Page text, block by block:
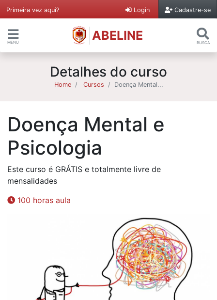
Primeira vez aqui? Login Cadastre-se
MENU ABELINE BUSCA
Detalhes do curso
Home Cursos Doença Mental...
Doença Mental e
Psicologia
Este curso é GRÁTIS e totalmente livre de
mensalidades
100 horas aula